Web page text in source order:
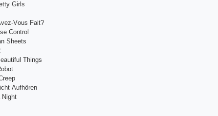
Girls
Vоus Fаit?
Соntrоl
Shееts
Things
Аufhörеn
Night